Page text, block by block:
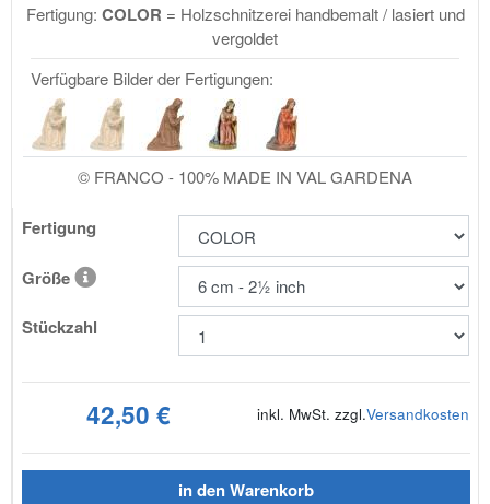
Fertigung: COLOR = Holzschnitzerei handbemalt / lasiert und
vergoldet
Verfügbare Bilder der Fertigungen:
© FRANCO - 100% MADE IN VAL GARDENA
Fertigung
Größe
Stückzahl
42,50 € inkl. MwSt. zzgl.Versandkosten
in den Warenkorb